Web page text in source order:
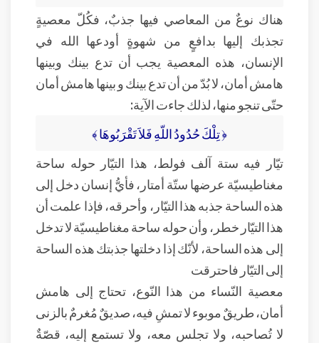
هناك نوعٌ من المعاصي فيها جذبٌ، فكُلّ معصيةٍ
تجذبك إليها بدافعٍ من شهوةٍ أودعها الله في
الإنسان، هذه المعصية يجب أن تدع بينك وبينها
هامش أمان، لا بُدّ من أن تدع بينك و بينها هامش أمان
حتّى تنجو منها، لذلك جاءت الآية:
﴿ تِلْكَ حُدُودُ اللّهِ فَلاَ تَقْرَبُوهَا ﴾
تيّار فيه ستة آلف فولط، هذا التيّار حوله ساحة
مغناطيسيّة عرضها ستّة أمتار، فأيُّ إنسان دخل إلى
هذه الساحة جذبه هذا التيّار، وأحرقه، فإذا علمت أن
هذا التيّار خطر، وأن حوله ساحة مغناطيسيّة لا تدخل
إلى هذه الساحة، لأنّك إذا دخلتها جذبتك هذه الساحة
إلى التيّار فاحترقت
معصية النّساء من هذا النّوع، تحتاج إلى هامش
أمان، طريقٌ موبوء لا تمشِ فيه، صديقٌ مُغرمٌ بالزنى
لا تُصاحبه، ولا تجلس معه، ولا تستمع إليه، قصّةٌ